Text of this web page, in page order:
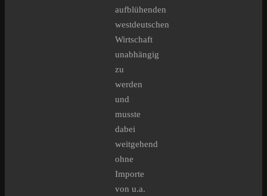
aufblühenden
westdeutschen
Wirtschaft
unabhängig
zu
werden
und
musste
dabei
weitgehend
ohne
Importe
von u.a.